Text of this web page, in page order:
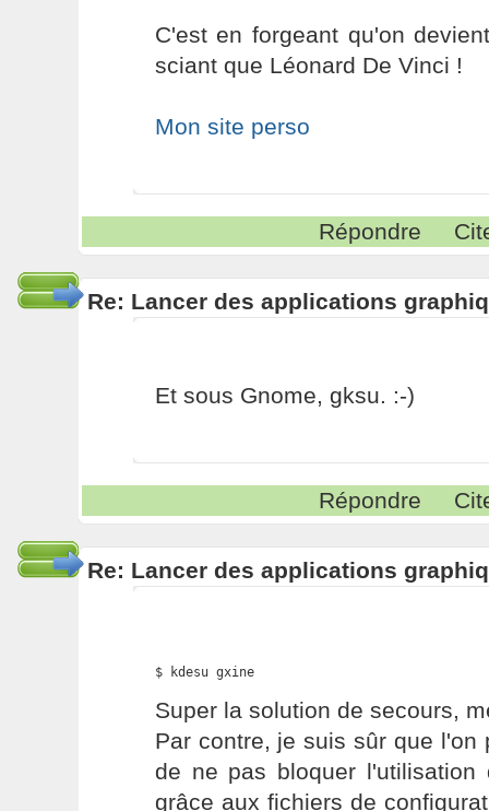
C'est en forgeant qu'on
sciant que Léonard De Vinci !
Mon site perso
Répondre
Re: Lancer des applications
Et sous Gnome, gksu. :-)
Répondre
Re: Lancer des applications
$ kdesu gxine
Super la solution de secours,
Par contre, je suis sûr que l'on
de ne pas bloquer l'utilisation
grâce aux fichiers de